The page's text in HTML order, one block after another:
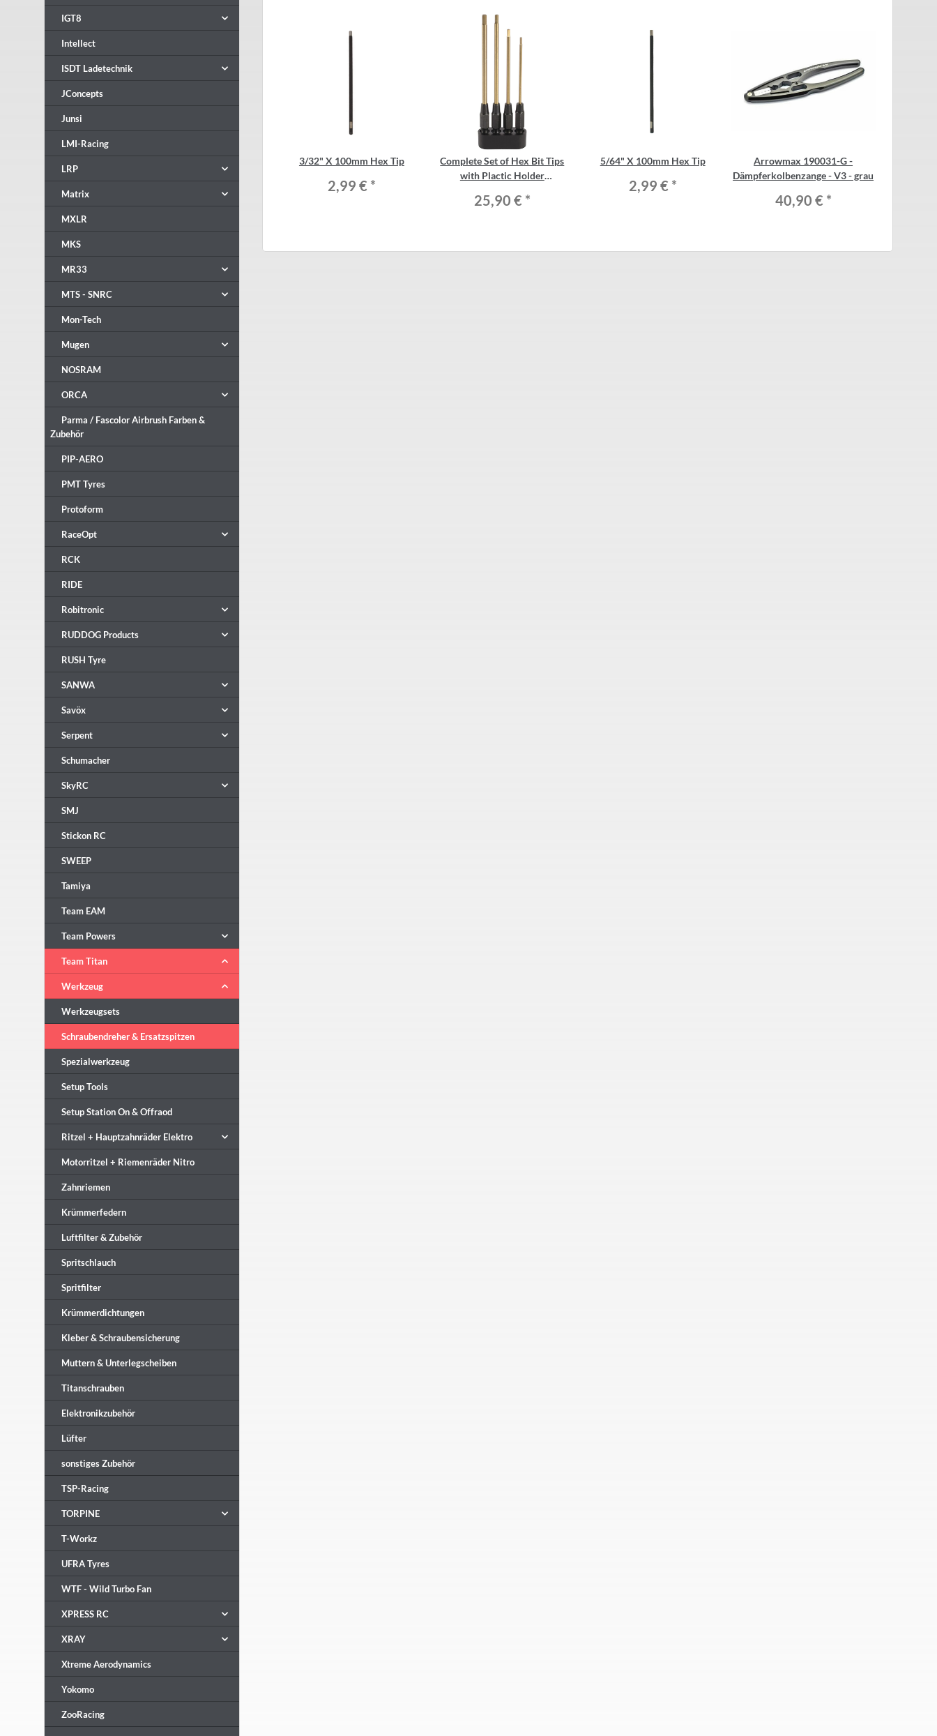
3/32" X 100mm Hex Tip
2,99 € *
Complete Set of Hex Bit Tips
with Plactic Holder
25,90 € *
5/64" X 100mm Hex Tip
2,99 € *
Arrowmax 190031-G -
Dämpferkolbenzange - V3 - grau
40,90 € *
IGT8
Intellect
ISDT Ladetechnik
JConcepts
Junsi
LMI-Racing
LRP
Matrix
MXLR
MKS
MR33
MTS - SNRC
Mon-Tech
Mugen
NOSRAM
ORCA
Parma / Fascolor Airbrush Farben &
Zubehör
PIP-AERO
PMT Tyres
Protoform
RaceOpt
RCK
RIDE
Robitronic
RUDDOG Products
RUSH Tyre
SANWA
Savöx
Serpent
Schumacher
SkyRC
SMJ
Stickon RC
SWEEP
Tamiya
Team EAM
Team Powers
Team Titan
Werkzeug
Werkzeugsets
Schraubendreher & Ersatzspitzen
Spezialwerkzeug
Setup Tools
Setup Station On & Offraod
Ritzel + Hauptzahnräder Elektro
Motorritzel + Riemenräder Nitro
Zahnriemen
Krümmerfedern
Luftfilter & Zubehör
Spritschlauch
Spritfilter
Krümmerdichtungen
Kleber & Schraubensicherung
Muttern & Unterlegscheiben
Titanschrauben
Elektronikzubehör
Lüfter
sonstiges Zubehör
TSP-Racing
TORPINE
T-Workz
UFRA Tyres
WTF - Wild Turbo Fan
XPRESS RC
XRAY
Xtreme Aerodynamics
Yokomo
ZooRacing